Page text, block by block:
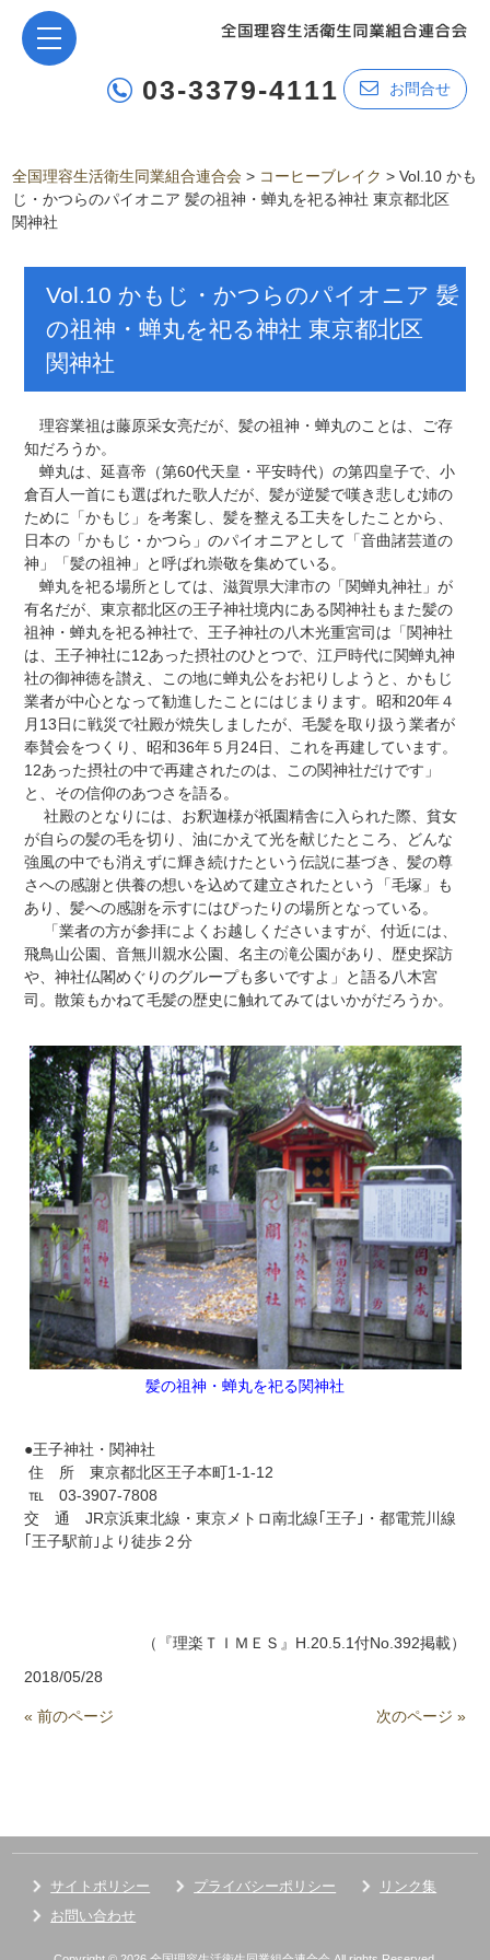
03-3379-4111 お問合せ
全国理容生活衛生同業組合連合会 > コーヒーブレイク >Vol.10 かも
じ・かつらのパイオニア 髪の祖神・蝉丸を祀る神社 東京都北区
関神社
Vol.10 かもじ・かつらのパイオニア 髪
の祖神・蝉丸を祀る神社 東京都北区
関神社
理容業祖は藤原采女亮だが、髪の祖神・蝉丸のことは、ご存
知だろうか。
蝉丸は、延喜帝（第60代天皇・平安時代）の第四皇子で、小
倉百人一首にも選ばれた歌人だが、髪が逆髪で嘆き悲しむ姉の
ために「かもじ」を考案し、髪を整える工夫をしたことから、
日本の「かもじ・かつら」のパイオニアとして「音曲諸芸道の
神」「髪の祖神」と呼ばれ崇敬を集めている。
蝉丸を祀る場所としては、滋賀県大津市の「関蝉丸神社」が
有名だが、東京都北区の王子神社境内にある関神社もまた髪の
祖神・蝉丸を祀る神社で、王子神社の八木光重宮司は「関神社
は、王子神社に12あった摂社のひとつで、江戸時代に関蝉丸神
社の御神徳を讃え、この地に蝉丸公をお祀りしようと、かもじ
業者が中心となって勧進したことにはじまります。昭和20年４
月13日に戦災で社殿が焼失しましたが、毛髪を取り扱う業者が
奉賛会をつくり、昭和36年５月24日、これを再建しています。
12あった摂社の中で再建されたのは、この関神社だけです」
と、その信仰のあつさを語る。
社殿のとなりには、お釈迦様が祇園精舎に入られた際、貧女
が自らの髪の毛を切り、油にかえて光を献じたところ、どんな
強風の中でも消えずに輝き続けたという伝説に基づき、髪の尊
さへの感謝と供養の想いを込めて建立されたという「毛塚」も
あり、髪への感謝を示すにはぴったりの場所となっている。
「業者の方が参拝によくお越しくださいますが、付近には、
飛鳥山公園、音無川親水公園、名主の滝公園があり、歴史探訪
や、神社仏閣めぐりのグループも多いですよ」と語る八木宮
司。散策もかねて毛髪の歴史に触れてみてはいかがだろうか。
髪の祖神・蝉丸を祀る関神社
●王子神社・関神社
住 所 東京都北区王子本町1-1-12
℡ 03-3907-7808
交 通 JR京浜東北線・東京メトロ南北線｢王子｣・都電荒川線
｢王子駅前｣より徒歩２分
（『理楽ＴＩＭＥＳ』H.20.5.1付No.392掲載）
2018/05/28
« 前のページ 次のページ »
サイトポリシー プライバシーポリシー
リンク集
お問い合わせ